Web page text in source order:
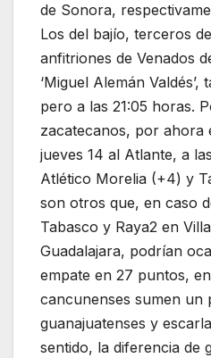
de Sonora,
Los del bajío, terceros
anfitriones de Venados
‘Miguel Alemán
pero a las 21:05 horas.
zacatecanos, por ahora
jueves 14 al Atlante, a
Atlético Morelia (+4) y
son otros que, en caso
Tabasco y Raya2 en
Guadalajara, podrían
empate en 27 puntos,
cancunenses sumen un
guanajuatenses y
sentido, la diferencia de